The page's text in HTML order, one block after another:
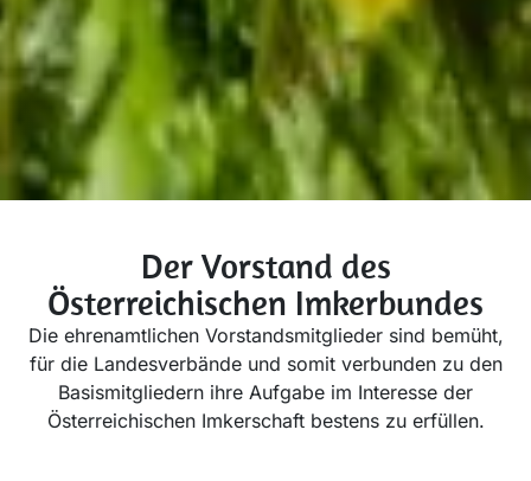
Der Vorstand des
Österreichischen Imkerbundes
Die ehrenamtlichen Vorstandsmitglieder sind bemüht,
für die Landesverbände und somit verbunden zu den
Basismitgliedern ihre Aufgabe im Interesse der
Österreichischen Imkerschaft bestens zu erfüllen.